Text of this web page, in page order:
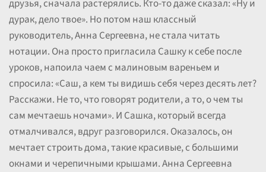
друзья, сначала растерялись. Кто-то даже сказал: «Ну и
дурак, дело твое». Но потом наш классный
руководитель, Анна Сергеевна, не стала читать
нотации. Она просто пригласила Сашку к себе после
уроков, напоила чаем с малиновым вареньем и
спросила: «Саш, а кем ты видишь себя через десять лет?
Расскажи. Не то, что говорят родители, а то, о чем ты
сам мечтаешь ночами». И Сашка, который всегда
отмалчивался, вдруг разговорился. Оказалось, он
мечтает строить дома, такие красивые, с большими
окнами и черепичными крышами. Анна Сергеевна